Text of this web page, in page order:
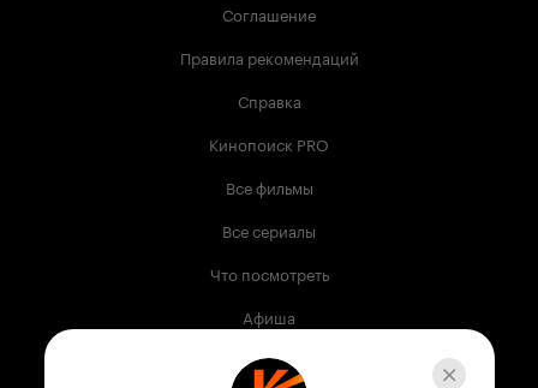
Соглашение
Правила рекомендаций
Справка
Кинопоиск PRO
Все фильмы
Все сериалы
Что посмотреть
Афиша
Музыка